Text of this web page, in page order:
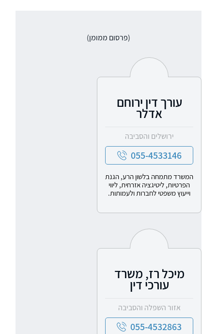
(פרסום ממומן)
עורך דין ירוחם
אדלר
ירושלים והסביבה
055-4533146
המשרד מתמחה בלשון הרע, הגנת
הפרטיות, ליטיגציה אזרחית, ליווי
וייעוץ משפטי לחברות ולעמותות.
מיכל רז, משרד
עורכי דין
אזור השפלה והסביבה
055-4532863